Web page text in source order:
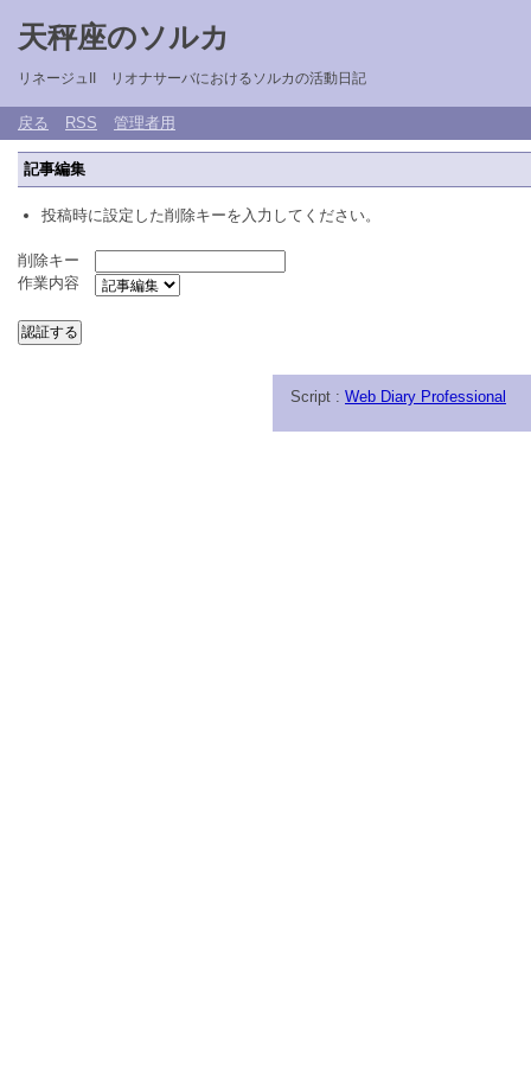
天秤座のソルカ
リネージュII リオナサーバにおけるソルカの活動日記
戻る RSS 管理者用
記事編集
投稿時に設定した削除キーを入力してください。
削除キー
作業内容
Script : Web Diary Professional